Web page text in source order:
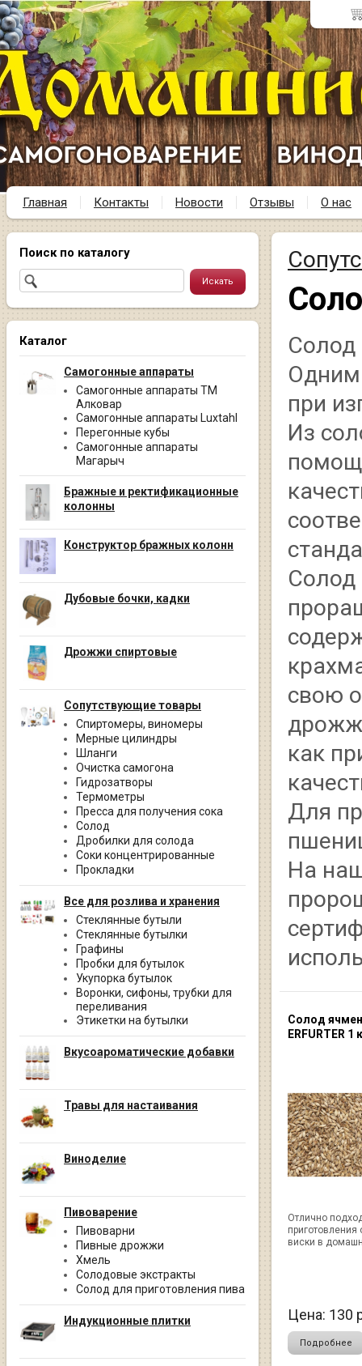
Главная Контакты Новости Отзывы О нас
Поиск по каталогу
Каталог
Самогонные аппараты
Самогонные аппараты ТМ
Алковар
Самогонные аппараты Luxtahl
Перегонные кубы
Самогонные аппараты
Магарыч
Бражные и ректификационные
колонны
Конструктор бражных колонн
Дубовые бочки, кадки
Дрожжи спиртовые
Сопутствующие товары
Спиртомеры, виномеры
Мерные цилиндры
Шланги
Очистка самогона
Гидрозатворы
Термометры
Пресса для получения сока
Солод
Дробилки для солода
Соки концентрированные
Прокладки
Все для розлива и хранения
Стеклянные бутыли
Стеклянные бутылки
Графины
Пробки для бутылок
Укупорка бутылок
Воронки, сифоны, трубки для
переливания
Этикетки на бутылки
Вкусоароматические добавки
Травы для настаивания
Виноделие
Пивоварение
Пивоварни
Пивные дрожжи
Хмель
Солодовые экстракты
Солод для приготовления пива
Индукционные плитки
Солод
Одним
при
Из
Солод
свою
как
Для
На
Солод
ERFURTER 1
Отлично
приготовления
виски в
Цена: 130
Подробнее